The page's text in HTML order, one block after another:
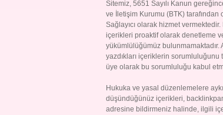
Sitemiz, 5651 Sayılı Kanun
ve İletişim Kurumu (BTK) tarafından
Sağlayıcı olarak hizmet
içerikleri proaktif olarak denetleme
yükümlülüğümüz bulunmamaktadır.
yazdıkları içeriklerin sorumluluğunu
üye olarak bu sorumluluğu kabul
Hukuka ve yasal düzenlemelere
düşündüğünüz içerikleri,
adresine bildirmeniz halinde, ilgili